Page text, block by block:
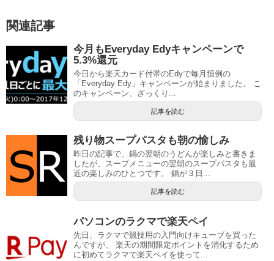
関連記事
今月もEveryday Edyキャンペーンで
5.3%還元
今日から楽天カード付帯のEdyで毎月恒例の
「Everyday Edy」キャンペーンが始まりました。 こ
のキャンペーン、ざっくり...
記事を読む
残り物スープパスタも朝の愉しみ
昨日の記事で、鍋の翌朝のうどんが楽しみと書きま
したが、スープメニューの翌朝のスープパスタも最
近の楽しみのひとつです。 鍋が３日...
記事を読む
パソコンのラクマで楽天ペイ
先日、ラクマで競技用の入門向けキューブを買った
んですが、 楽天の期間限定ポイントを消化するため
に初めてラクマで楽天ペイを使って...